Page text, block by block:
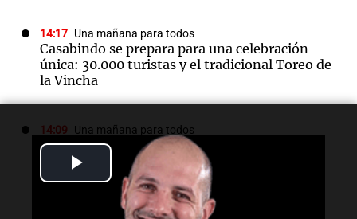
Play
Video
14:17 Una mañana para todos
Casabindo se prepara para una celebración
única: 30.000 turistas y el tradicional Toreo de
la Vincha
14:09 Una mañana para todos
Una nutricionista derribó el mito del
desayuno ideal: qué alimentos conviene
priorizar